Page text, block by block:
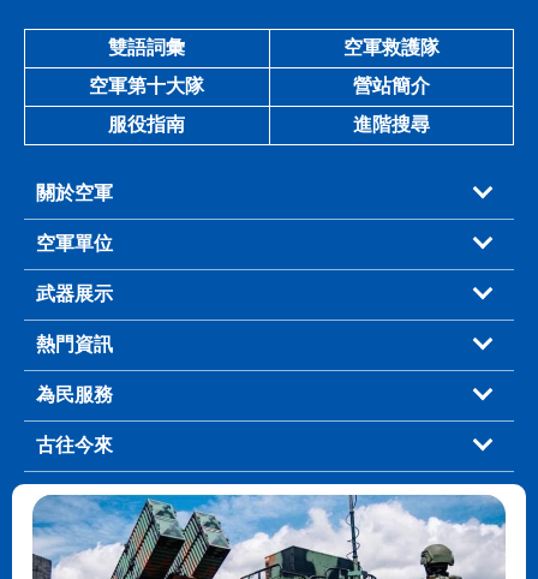
雙語詞彙
空軍救護隊
空軍第十大隊
營站簡介
服役指南
進階搜尋
關於空軍
空軍單位
武器展示
熱門資訊
為民服務
古往今來